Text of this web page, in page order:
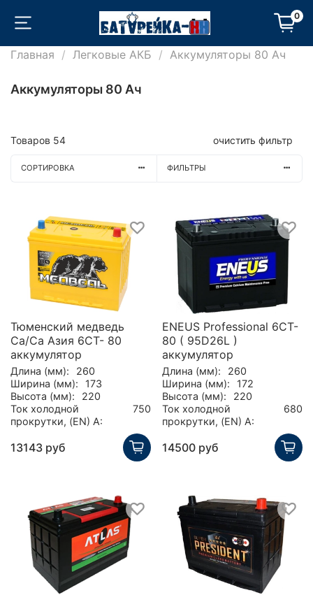
0
Главная Легковые АКБ Аккумуляторы 80 Ач
Аккумуляторы 80 Ач
Товаров 54 очистить фильтр
СОРТИРОВКА ФИЛЬТРЫ
Тюменский медведь
Ca/Ca Азия 6CT- 80
аккумулятор
Длина (мм):
260
Ширина (мм):
173
Высота (мм):
220
Ток холодной
прокрутки, (EN) А:
750
13143 руб
ENEUS Professional 6CT-
80 ( 95D26L )
аккумулятор
Длина (мм):
260
Ширина (мм):
172
Высота (мм):
220
Ток холодной
прокрутки, (EN) А:
680
14500 руб